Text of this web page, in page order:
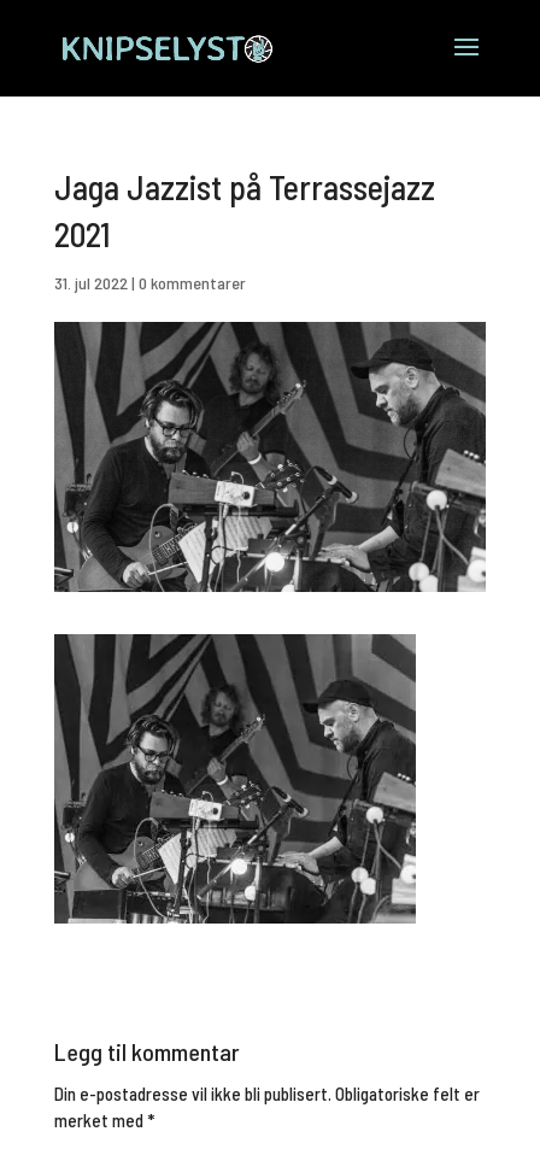
Jaga Jazzist på Terrassejazz
2021
31. jul 2022 | 0 kommentarer
Legg til kommentar
Din e-postadresse vil ikke bli publisert. Obligatoriske felt er
merket med*